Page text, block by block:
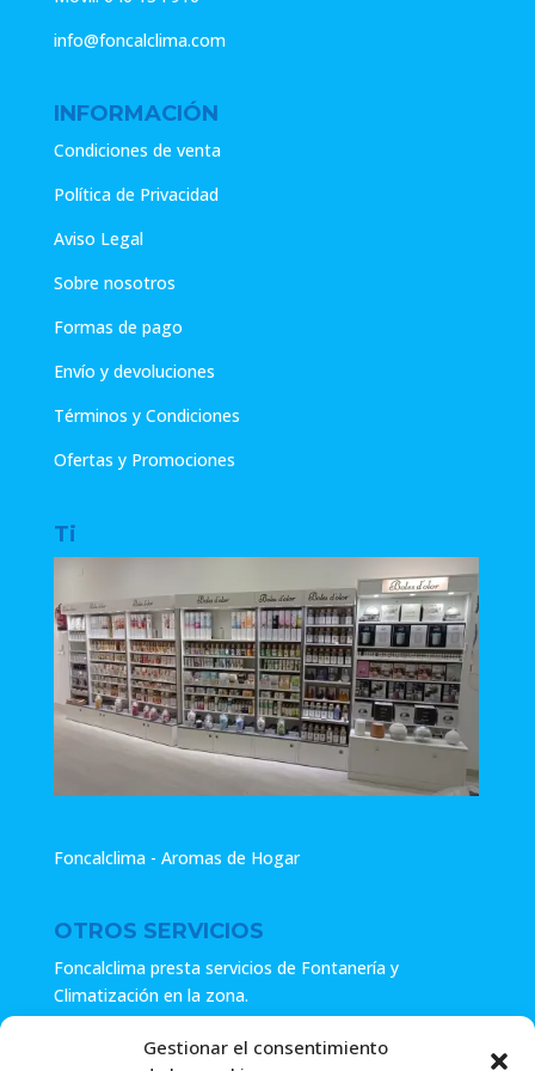
Gestionar el consentimiento
info@foncalclima.com
INFORMACIÓN
Condiciones de venta
Política de Privacidad
Aviso Legal
Sobre nosotros
Formas de pago
Envío y devoluciones
Términos y Condiciones
Ofertas y Promociones
Ti
Foncalclima - Aromas de Hogar
OTROS SERVICIOS
Foncalclima presta servicios de Fontanería y
Climatización en la zona.
Especialistas en sistemas de Osmosis.